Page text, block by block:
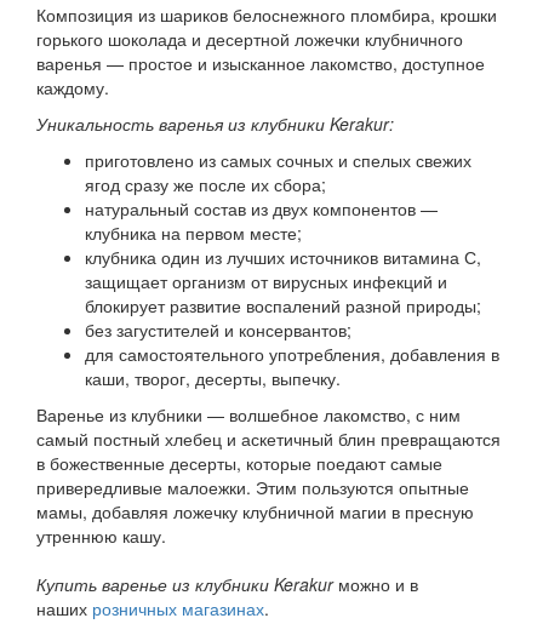
Композиция из шариков белоснежного пломбира, крошки
горького шоколада и десертной ложечки клубничного
варенья — простое и изысканное лакомство, доступное
каждому.
Уникальность варенья из клубники Kerakur:
приготовлено из самых сочных и спелых свежих
ягод сразу же после их сбора;
натуральный состав из двух компонентов —
клубника на первом месте;
клубника один из лучших источников витамина С,
защищает организм от вирусных инфекций и
блокирует развитие воспалений разной природы;
без загустителей и консервантов;
для самостоятельного употребления, добавления в
каши, творог, десерты, выпечку.
Варенье из клубники — волшебное лакомство, с ним
самый постный хлебец и аскетичный блин превращаются
в божественные десерты, которые поедают самые
привередливые малоежки. Этим пользуются опытные
мамы, добавляя ложечку клубничной магии в пресную
утреннюю кашу.
Купить варенье из клубники Kerakur можно и в
наших розничных магазинах.